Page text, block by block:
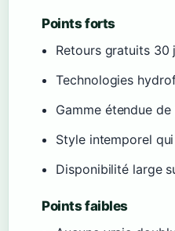
Points forts
Retours gratuits 30
Technologies
Gamme étendue
Style intemporel
Disponibilité large
Points faibles